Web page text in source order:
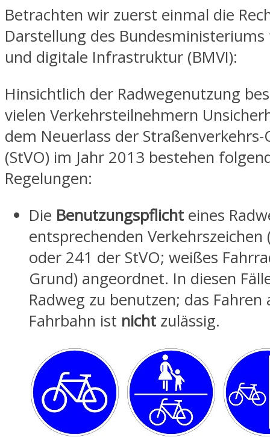
Betrachten wir zuerst einmal die
Darstellung des
und digitale Infrastruktur (BMVI):
Hinsichtlich der Radwegenutzung
vielen Verkehrsteilnehmern
dem Neuerlass der
(StVO) im Jahr 2013 bestehen
Regelungen:
Die Benutzungspflicht eines
entsprechenden Verkehrszeichen
oder 241 der StVO; weißes
Grund) angeordnet. In diesen
Radweg zu benutzen; das Fahren
Fahrbahn ist nicht zulässig.